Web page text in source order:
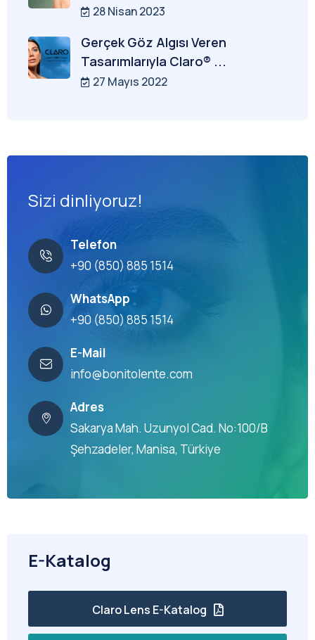
28 Nisan 2023
Gerçek Göz Algısı Veren
Tasarımlarıyla Claro® ...
27 Mayıs 2022
Sizi dinliyoruz!
Telefon
+90 (850) 885 1514
WhatsApp
+90 (850) 885 1514
E-Mail
info@bonitolente.com
Adres
Sakarya Mah. Uzunyol Cad. No:100/B
Şehzadeler, Manisa, Türkiye
E-Katalog
Claro Lens E-Katalog